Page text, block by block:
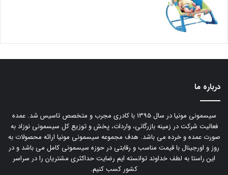
درباره ما
سیسمونی مونیا در سال 1395 با کادری مجرب و متخصص تاسیس شد. عمده
فعالیت شرکت در زمینه بازرگانی، واردات، پخش و توزیع کل سیسمونی نوزاد به
صورت عمده و خرده می باشد. هدف مجموعه سیسمونی مونیا ارائه محصولات به
روز و اورجینال با قیمت مناسب و رقابتی در حوزه سیسمونی کامل می باشد و در
این راستا به لطف خداوند توانسته ایم رضایت حداکثری مشتریان را در سراسر
کشور کسب کنیم.